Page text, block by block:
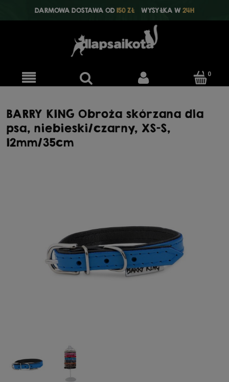
DARMOWA DOSTAWA OD150 ZŁ WYSYŁKA W24H
BARRY KING Obroża skórzana dla
psa, niebieski/czarny, XS-S,
12mm/35cm